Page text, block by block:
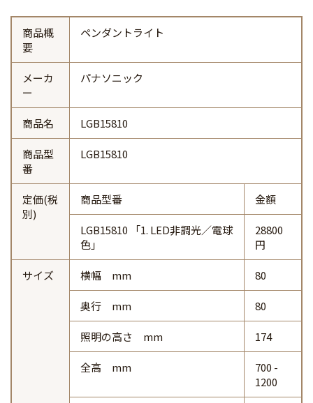
商品概
要
ペンダントライト
メーカ
ー
パナソニック
商品名 LGB15810
商品型
番
LGB15810
定価(税
別)
商品型番 金額
LGB15810 「1. LED非調光／電球
色」
28800
円
サイズ 横幅 mm 80
奥行 mm 80
照明の高さ mm 174
全高 mm
700 -
1200